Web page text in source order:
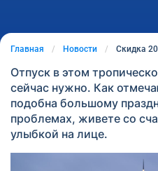
Главная Новости Скидка 20%
Отпуск в этом
сейчас нужно. Как
подобна большому
проблемах, живете со
улыбкой на лице.